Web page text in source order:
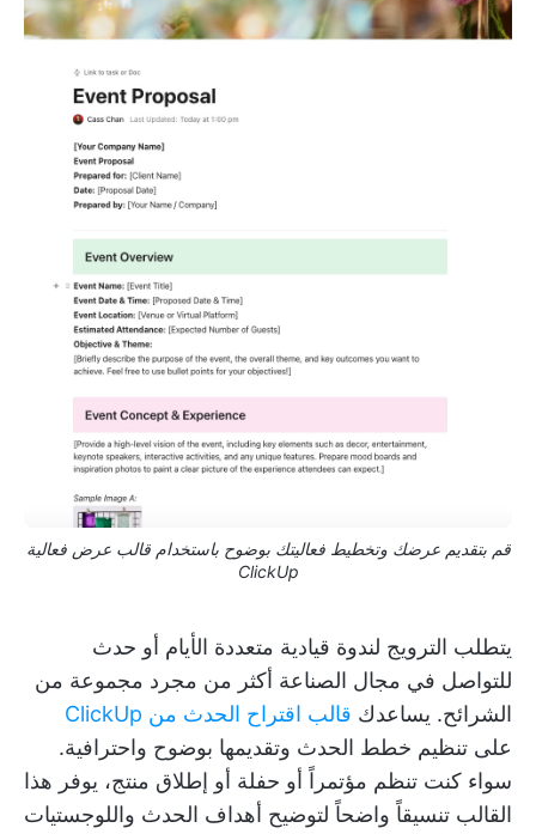
قم بتقديم عرضك وتخطيط فعاليتك بوضوح باستخدام قالب عرض فعالية
ClickUp
يتطلب الترويج لندوة قيادية متعددة الأيام أو حدث
للتواصل في مجال الصناعة أكثر من مجرد مجموعة من
الشرائح. يساعدك قالب اقتراح الحدث من ClickUp
على تنظيم خطط الحدث وتقديمها بوضوح واحترافية.
سواء كنت تنظم مؤتمراً أو حفلة أو إطلاق منتج، يوفر هذا
القالب تنسيقاً واضحاً لتوضيح أهداف الحدث واللوجستيات